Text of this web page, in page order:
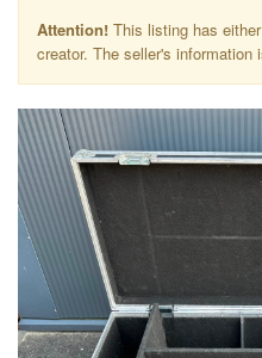
Attention! This listing has
creator. The seller's